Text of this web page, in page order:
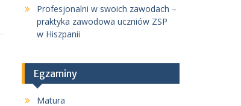
Profesjonalni w swoich zawodach –
praktyka zawodowa uczniów ZSP
w Hiszpanii
Egzaminy
Matura